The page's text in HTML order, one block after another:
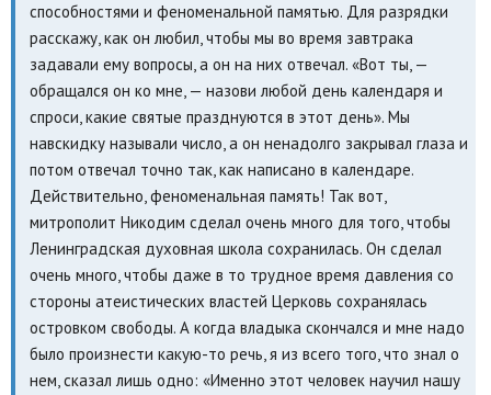
способностями и феноменальной памятью. Для разрядки
расскажу, как он любил, чтобы мы во время завтрака
задавали ему вопросы, а он на них отвечал. «Вот ты, —
обращался он ко мне, — назови любой день календаря и
спроси, какие святые празднуются в этот день». Мы
навскидку называли число, а он ненадолго закрывал глаза и
потом отвечал точно так, как написано в календаре.
Действительно, феноменальная память! Так вот,
митрополит Никодим сделал очень много для того, чтобы
Ленинградская духовная школа сохранилась. Он сделал
очень много, чтобы даже в то трудное время давления со
стороны атеистических властей Церковь сохранялась
островком свободы. А когда владыка скончался и мне надо
было произнести какую-то речь, я из всего того, что знал о
нем, сказал лишь одно: «Именно этот человек научил нашу